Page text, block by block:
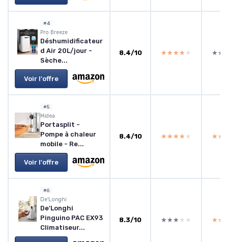
#4
‎Pro Breeze
Déshumidificateur
d Air 20L/jour -
Sèche...
Voir l'offre
8.4/10 ★★★★★
★★★★★
#5
Midea
Portasplit -
Pompe à chaleur
mobile - Re...
Voir l'offre
8.4/10 ★★★★★
★★★★★
#6
De'Longhi
De'Longhi
Pinguino PAC EX93
Climatiseur...
8.3/10 ★★★★★
★★★★★